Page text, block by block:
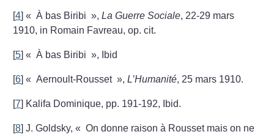
[4]« À bas Biribi »,La Guerre Sociale, 22-29 mars
1910, in Romain Favreau, op. cit.
[5]« À bas Biribi », Ibid
[6]« Aernoult-Rousset »,L’Humanité, 25 mars 1910.
[7] Kalifa Dominique, pp. 191-192, Ibid.
[8]J. Goldsky, « On donne raison à Rousset mais on ne